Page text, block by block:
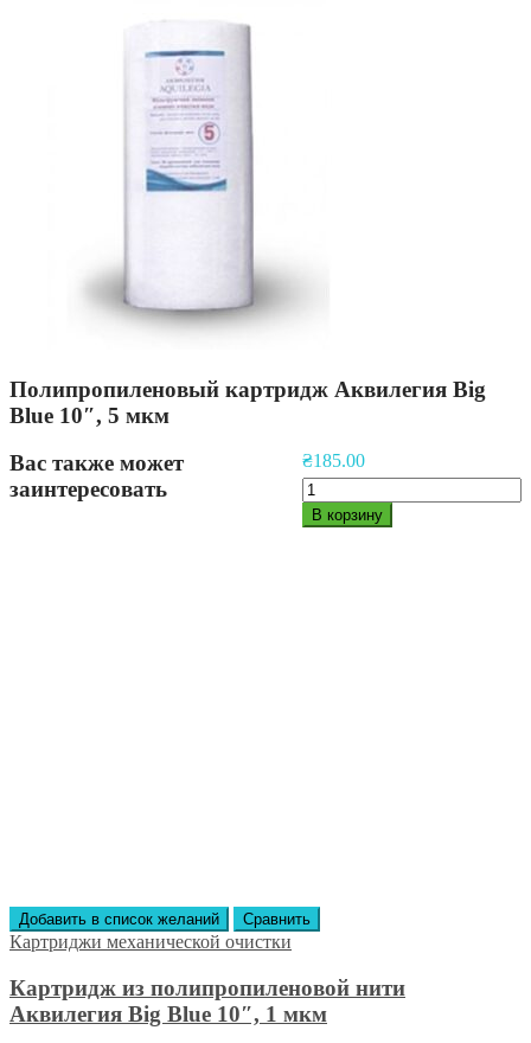
Полипропиленовый картридж Аквилегия Big
Blue 10″, 5 мкм
₴185.00
Количество
товара
Полипропиленовый
В корзину
Вас также может
заинтересовать
Добавить в список желаний Сравнить
Картриджи механической очистки
Картридж из полипропиленовой нити
Аквилегия Big Blue 10″, 1 мкм